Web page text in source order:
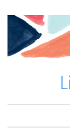
Zum
springen